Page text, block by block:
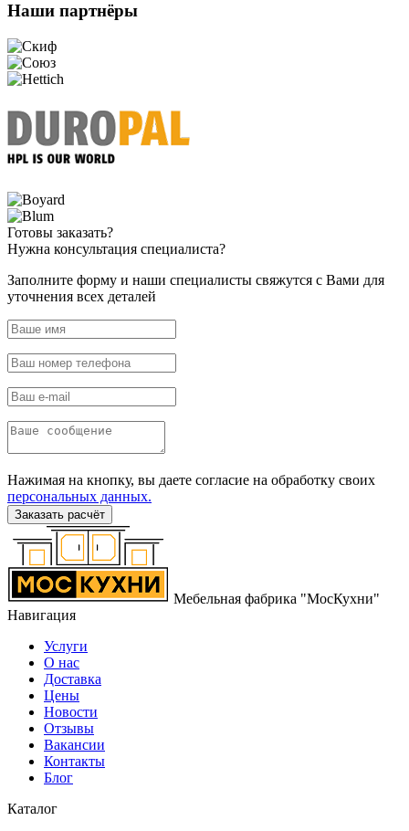
Наши партнёры
Готовы заказать?
Нужна консультация специалиста?
Заполните форму и наши специалисты свяжутся с Вами для
уточнения всех деталей
Нажимая на кнопку, вы даете согласие на обработку своих
персональных данных.
Заказать расчёт
Мебельная фабрика "МосКухни"
Навигация
Услуги
О нас
Доставка
Цены
Новости
Отзывы
Вакансии
Контакты
Блог
Каталог